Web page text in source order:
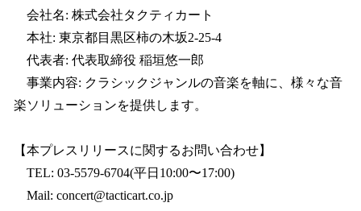
会社名: 株式会社タクティカート
本社: 東京都目黒区柿の木坂2-25-4
代表者: 代表取締役 稲垣悠一郎
事業内容: クラシックジャンルの音楽を軸に、様々な音
楽ソリューションを提供します。
【本プレスリリースに関するお問い合わせ】
TEL: 03-5579-6704(平日10:00〜17:00)
Mail: concert@tacticart.co.jp